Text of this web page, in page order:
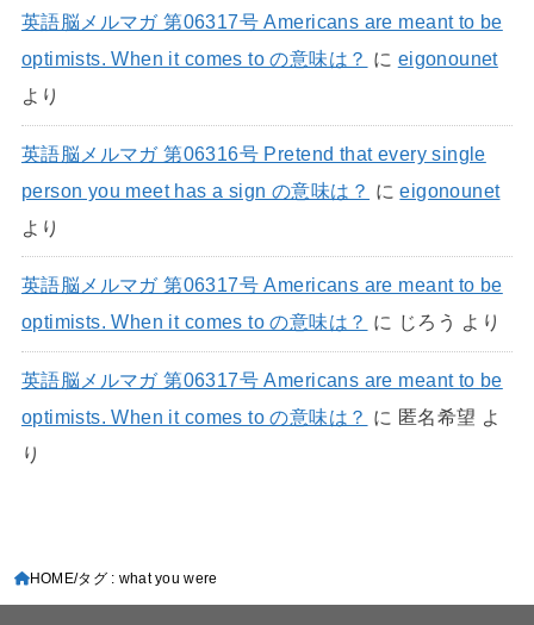
英語脳メルマガ 第06317号 Americans are meant to be
optimists. When it comes to の意味は？ に eigonounet
より
英語脳メルマガ 第06316号 Pretend that every single
person you meet has a sign の意味は？ にeigonounet
より
英語脳メルマガ 第06317号 Americans are meant to be
optimists. When it comes to の意味は？ に じろう より
英語脳メルマガ 第06317号 Americans are meant to be
optimists. When it comes to の意味は？ に 匿名希望 よ
り
HOME タグ : what you were